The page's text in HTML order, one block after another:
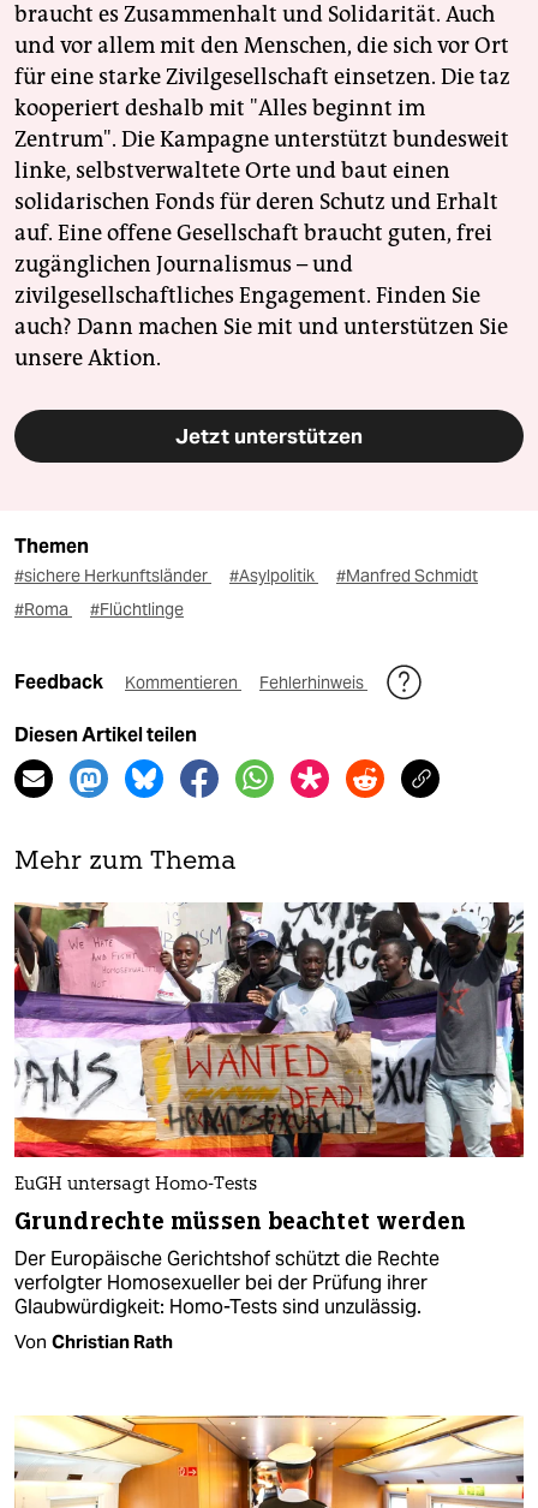
braucht es Zusammenhalt und Solidarität. Auch
und vor allem mit den Menschen, die sich vor Ort
für eine starke Zivilgesellschaft einsetzen. Die taz
kooperiert deshalb mit "Alles beginnt im
Zentrum". Die Kampagne unterstützt bundesweit
linke, selbstverwaltete Orte und baut einen
solidarischen Fonds für deren Schutz und Erhalt
auf. Eine offene Gesellschaft braucht guten, frei
zugänglichen Journalismus – und
zivilgesellschaftliches Engagement. Finden Sie
auch? Dann machen Sie mit und unterstützen Sie
unsere Aktion.
Jetzt unterstützen
Themen
#sichere Herkunftsländer #Asylpolitik
#Manfred Schmidt
#Roma
#Flüchtlinge
Feedback Kommentieren Fehlerhinweis
Diesen Artikel teilen
Mehr zum Thema
EuGH untersagt Homo-Tests
Grundrechte müssen beachtet werden
Der Europäische Gerichtshof schützt die Rechte
verfolgter Homosexueller bei der Prüfung ihrer
Glaubwürdigkeit: Homo-Tests sind unzulässig.
Von Christian Rath